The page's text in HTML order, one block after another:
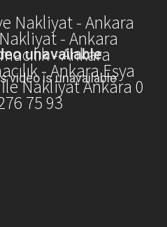
Nakliyat - Ankara
- Ankara
- Ankara
- Ankara Eşya
Nakliyat Ankara 0
75 93